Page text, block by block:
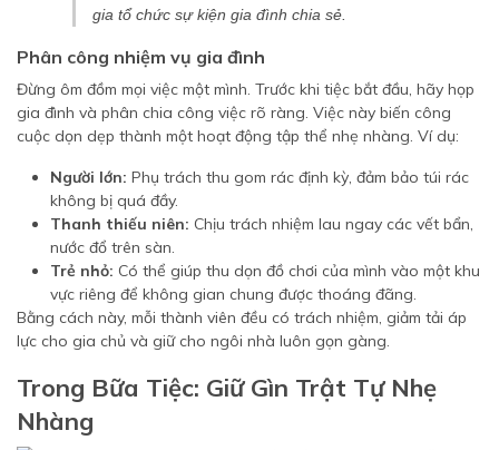
gia tổ chức sự kiện gia đình chia sẻ.
Phân công nhiệm vụ gia đình
Đừng ôm đồm mọi việc một mình. Trước khi tiệc bắt đầu, hãy họp
gia đình và phân chia công việc rõ ràng. Việc này biến công
cuộc dọn dẹp thành một hoạt động tập thể nhẹ nhàng. Ví dụ:
Người lớn: Phụ trách thu gom rác định kỳ, đảm bảo túi rác
không bị quá đầy.
Thanh thiếu niên: Chịu trách nhiệm lau ngay các vết bẩn,
nước đổ trên sàn.
Trẻ nhỏ: Có thể giúp thu dọn đồ chơi của mình vào một khu
vực riêng để không gian chung được thoáng đãng.
Bằng cách này, mỗi thành viên đều có trách nhiệm, giảm tải áp
lực cho gia chủ và giữ cho ngôi nhà luôn gọn gàng.
Trong Bữa Tiệc: Giữ Gìn Trật Tự Nhẹ
Nhàng